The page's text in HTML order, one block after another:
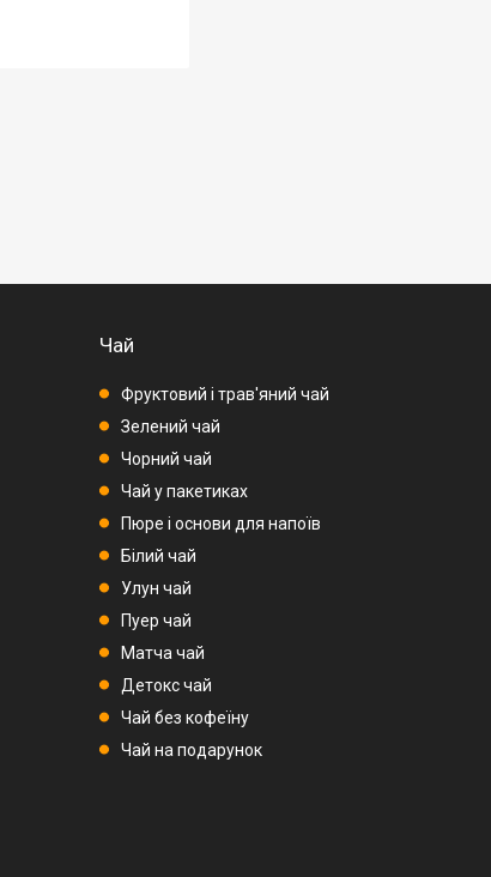
Чай
Фруктовий і трав'яний чай
Зелений чай
Чорний чай
Чай у пакетиках
Пюре і основи для напоїв
Білий чай
Улун чай
Пуер чай
Матча чай
Детокс чай
Чай без кофеїну
Чай на подарунок